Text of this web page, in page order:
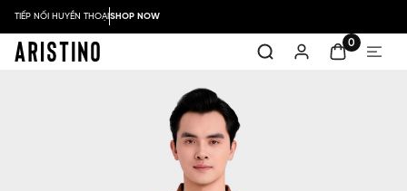
TIẾP NỐI HUYỀN THOẠISHOP NOW
0